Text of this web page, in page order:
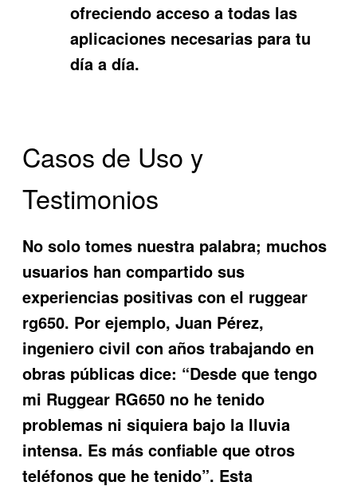
ofreciendo acceso a todas las
aplicaciones necesarias para tu
día a día.
Casos de Uso y
Testimonios
No solo tomes nuestra palabra; muchos
usuarios han compartido sus
experiencias positivas con el ruggear
rg650. Por ejemplo, Juan Pérez,
ingeniero civil con años trabajando en
obras públicas dice: “Desde que tengo
mi Ruggear RG650 no he tenido
problemas ni siquiera bajo la lluvia
intensa. Es más confiable que otros
teléfonos que he tenido”. Esta